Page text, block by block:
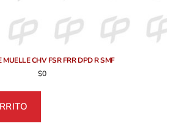
MUELLE CHV FSR FRR DPD R SMF
$0